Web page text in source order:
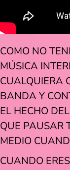
COMO NO
MÚSICA
CUALQUIERA
BANDA Y
EL HECHO
QUE PAUSAR
MEDIO
CUANDO